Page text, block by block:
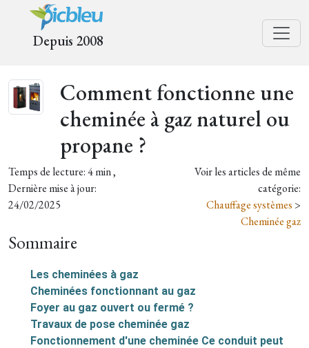
Depuis 2008
Comment fonctionne une
cheminée à gaz naturel ou
propane ?
Temps de lecture: 4 min ,
Dernière mise à jour:
24/02/2025
Voir les articles de même
catégorie:
Chauffage systèmes >
Cheminée gaz
Sommaire
Les cheminées à gaz
Cheminées fonctionnant au gaz
Foyer au gaz ouvert ou fermé ?
Travaux de pose cheminée gaz
Fonctionnement d'une cheminée Ce conduit peut